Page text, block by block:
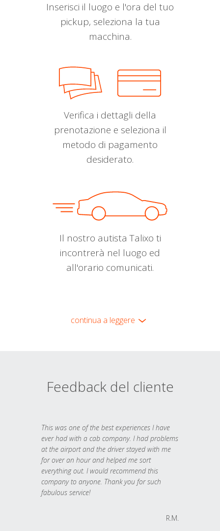
Inserisci il luogo e l'ora del tuo
pickup, seleziona la tua
macchina.
Verifica i dettagli della
prenotazione e seleziona il
metodo di pagamento
desiderato.
Il nostro autista Talixo ti
incontrerà nel luogo ed
all'orario comunicati.
continua a leggere
Feedback del cliente
This was one of the best experiences I have
ever had with a cab company. I had problems
at the airport and the driver stayed with me
for over an hour and helped me sort
everything out. I would recommend this
company to anyone. Thank you for such
fabulous service!
R.M.